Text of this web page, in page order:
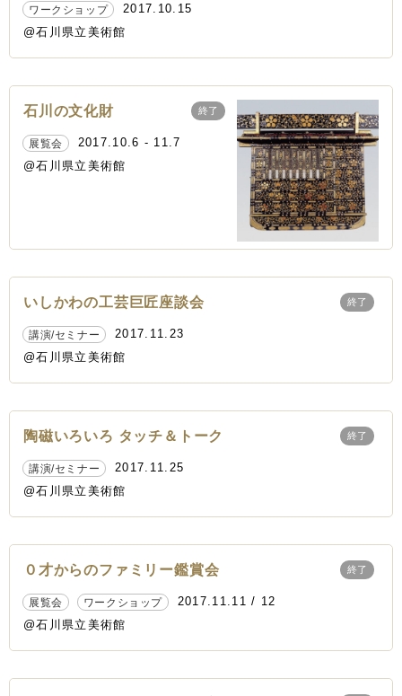
ワークショップ
2017.10.15
@石川県立美術館
終了
石川の文化財
展覧会
2017.10.6 - 11.7
@石川県立美術館
終了
いしかわの工芸巨匠座談会
講演/セミナー
2017.11.23
@石川県立美術館
終了
陶磁いろいろ タッチ＆トーク
講演/セミナー
2017.11.25
@石川県立美術館
終了
０才からのファミリー鑑賞会
展覧会 ワークショップ
2017.11.11 / 12
@石川県立美術館